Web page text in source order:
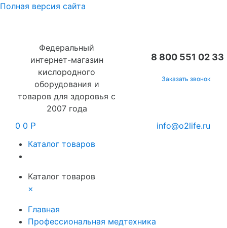
Полная версия сайта
Федеральный
интернет-магазин
кислородного
оборудования и
товаров для здоровья с
2007 года
8 800 551 02 33
Заказать звонок
0 0 Р
info@o2life.ru
Каталог товаров
Каталог товаров
×
Главная
Профессиональная медтехника